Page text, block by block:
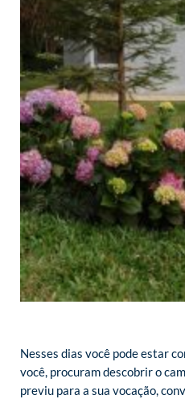
Nesses dias você pode estar
você, procuram descobrir o
previu para a sua vocação,